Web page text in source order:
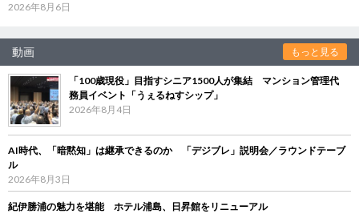
2026年8月6日
動画 もっと見る
「100歳現役」目指すシニア1500人が集結 マンション管理代
務員イベント「うぇるねすシップ」
2026年8月4日
AI時代、「暗黙知」は継承できるのか 「デジブレ」説明会／ラウンドテーブ
ル
2026年8月3日
紀伊勝浦の魅力を堪能 ホテル浦島、日昇館をリニューアル